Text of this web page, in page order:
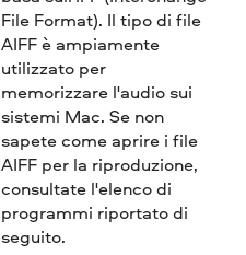
File Format). Il tipo di file
AIFF è ampiamente
utilizzato per
memorizzare l'audio sui
sistemi Mac. Se non
sapete come aprire i file
AIFF per la riproduzione,
consultate l'elenco di
programmi riportato di
seguito.